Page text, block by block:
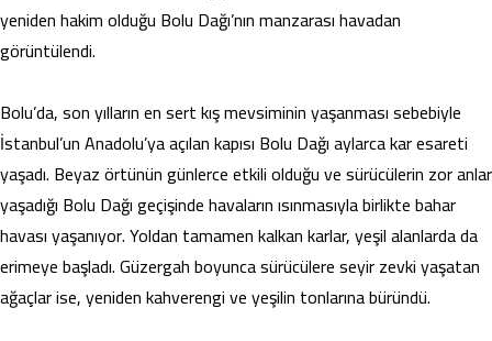
yeniden hakim olduğu Bolu Dağı’nın manzarası havadan
görüntülendi.
Bolu’da, son yılların en sert kış mevsiminin yaşanması sebebiyle
İstanbul’un Anadolu’ya açılan kapısı Bolu Dağı aylarca kar esareti
yaşadı. Beyaz örtünün günlerce etkili olduğu ve sürücülerin zor anlar
yaşadığı Bolu Dağı geçişinde havaların ısınmasıyla birlikte bahar
havası yaşanıyor. Yoldan tamamen kalkan karlar, yeşil alanlarda da
erimeye başladı. Güzergah boyunca sürücülere seyir zevki yaşatan
ağaçlar ise, yeniden kahverengi ve yeşilin tonlarına büründü.